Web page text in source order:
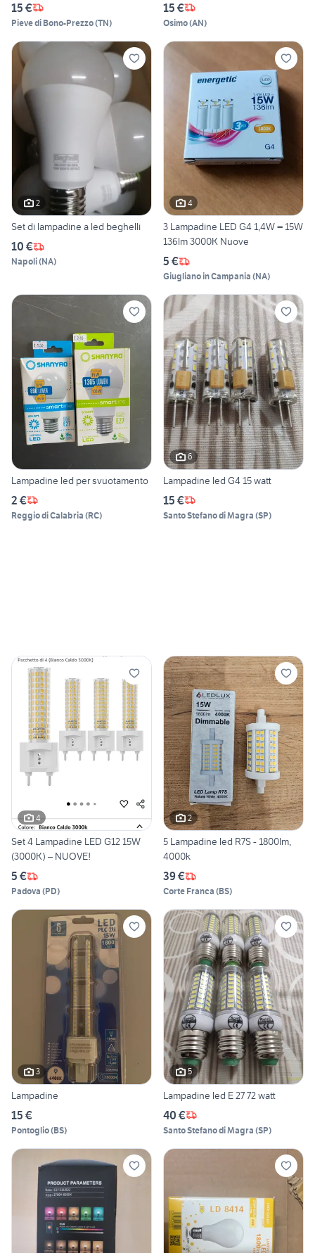
15 €
Pieve di Bono-Prezzo(TN)
15 €
Osimo(AN)
2
Set di lampadine a led beghelli
10 €
Napoli(NA)
4
3 Lampadine LED G4 1,4W = 15W
136lm 3000K Nuove
5 €
Giugliano in Campania (NA)
Lampadine led per svuotamento
2 €
Reggio di Calabria (RC)
6
Lampadine led G4 15 watt
15 €
Santo Stefano di Magra (SP)
4
Set 4 Lampadine LED G12 15W
(3000K) – NUOVE!
5 €
Padova (PD)
2
5 Lampadine led R7S - 1800lm,
4000k
39 €
Corte Franca (BS)
3
Lampadine
15 €
Pontoglio(BS)
5
Lampadine led E 27 72 watt
40 €
Santo Stefano di Magra (SP)